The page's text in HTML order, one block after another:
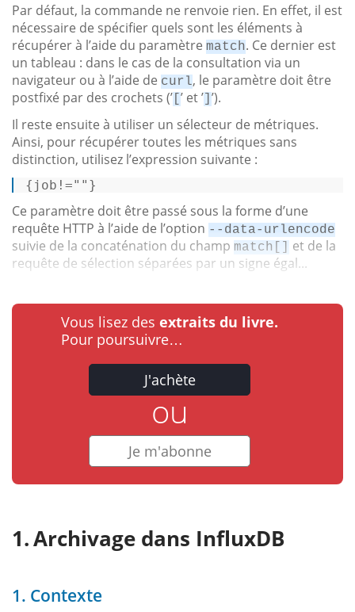
Par défaut, la commande ne renvoie rien. En effet, il est
nécessaire de spécifier quels sont les éléments à
récupérer à l’aide du paramètre match. Ce dernier est
un tableau : dans le cas de la consultation via un
navigateur ou à l’aide de curl, le paramètre doit être
postfixé par des crochets (’ ’ et ’ ’).
Il reste ensuite à utiliser un sélecteur de métriques.
Ainsi, pour récupérer toutes les métriques sans
distinction, utilisez l’expression suivante :
{job!="" }
Ce paramètre doit être passé sous la forme d’une
requête HTTP à l’aide de l’option --data-urlencode
suivie de la concaténation du champ match[] et de la
requête de sélection séparées par un signe égal...
Vous lisez des extraits du livre.
Pour poursuivre…
J'achète
ou
Je m'abonne
Archivage dans InfluxDB
1. Contexte